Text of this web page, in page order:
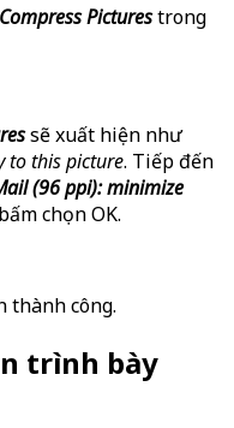
Compress Picturestrong
sẽ xuất hiện như
to this picture. Tiếp đến
(96 ppi): minimize
chọn OK.
thành công.
trình bày